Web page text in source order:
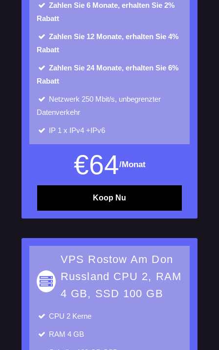
Zahlen Sie 6 Monate, erhalten Sie 2%
Rabatt
Zahlen Sie 12 Monate, erhalten Sie 4%
Rabatt
Zahlen Sie 24 Monate, erhalten Sie 6%
Rabatt
Netzwerk 250 Mbit/s, unbegrenzter
Datenverkehr
IP 1 x IPv4 +IPv6
€64/Monat
Koop Nu
VPS Rostow Am Don
Russland CPU 2, RAM
4 GB, SSD 100 GB
CPU 2 Kerne
RAM 4 GB